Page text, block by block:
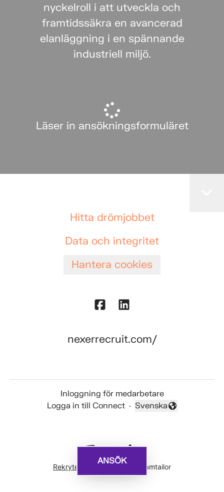
ANSÖK
nyckelroll i att utveckla och
framtidssäkra en avancerad
elanläggning i en spännande
industriell miljö.
Läser in ansökningsformuläret
Hitta drömjobbet
Data och integritet
Hantera cookies
nexerrecruit.com/
Inloggning för medarbetare
Logga in till Connect ·
Byt språk
Svenska
Rekryteringsverktyg från Teamtailor